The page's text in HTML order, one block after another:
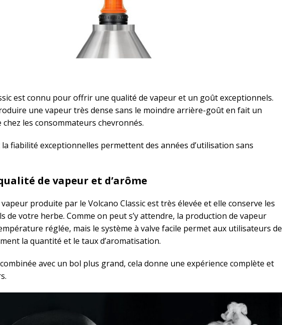
est connu pour offrir une qualité de vapeur et un goût exceptionnels.
une vapeur très dense sans le moindre arrière-goût en fait un
les consommateurs chevronnés.
fiabilité exceptionnelles permettent des années d’utilisation sans
de vapeur et d’arôme
produite par le Volcano Classic est très élevée et elle conserve les
de votre herbe. Comme on peut s’y attendre, la production de vapeur
réglée, mais le système à valve facile permet aux utilisateurs de
la quantité et le taux d’aromatisation.
avec un bol plus grand, cela donne une expérience complète et